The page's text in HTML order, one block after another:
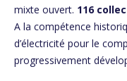
mixte ouvert. 116
A la compétence
d’électricité pour le
progressivement